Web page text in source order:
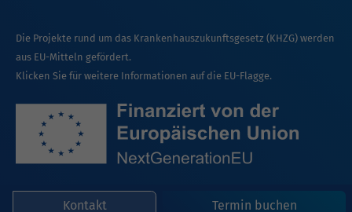
Kontakt Termin buchen
Die Projekte rund um das Krankenhauszukunftsgesetz (KHZG) werden
aus EU-Mitteln gefördert.
Klicken Sie für weitere Informationen auf die EU-Flagge.